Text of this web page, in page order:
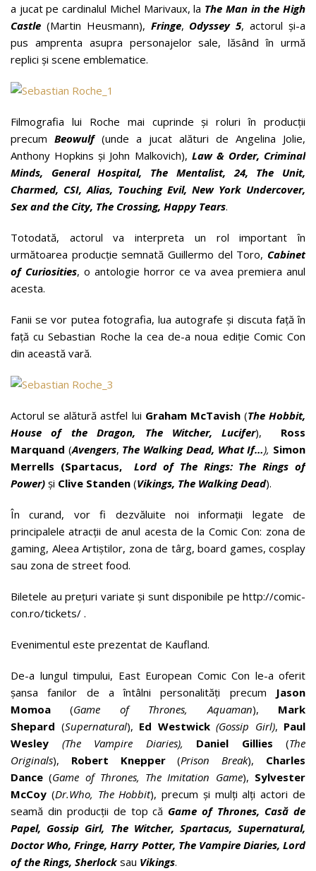
a jucat pe cardinalul Michel Marivaux, la The Man in the High
Castle (Martin Heusmann), Fringe, Odyssey 5, actorul și-a
pus amprenta asupra personajelor sale, lăsând în urmă
replici şi scene emblematice.
Filmografia lui Roche mai cuprinde şi roluri în producții
precum Beowulf(unde a jucat alături de Angelina Jolie,
Anthony Hopkins şi John Malkovich), Law & Order, Criminal
Minds, General Hospital, The Mentalist, 24, The Unit,
Charmed, CSI, Alias, Touching Evil, New York Undercover,
Sex and the City, The Crossing, Happy Tears.
Totodată, actorul va interpreta un rol important în
următoarea producție semnată Guillermo del Toro, Cabinet
of Curiosities, o antologie horror ce va avea premiera anul
acesta.
Fanii se vor putea fotografia, lua autografe și discuta faţă în
față cu Sebastian Roche la cea de-a noua ediţie Comic Con
din această vară.
Actorul se alătură astfel lui Graham McTavish(The Hobbit,
House of the Dragon, The Witcher, Lucifer),
Ross
Marquand (Avengers, The Walking Dead, What If…), Simon
Merrells (Spartacus,
Lord of The Rings: The Rings of
Power) și Clive Standen (Vikings, The Walking Dead).
În curand, vor fi dezvăluite noi informații legate de
principalele atracții de anul acesta de la Comic Con: zona de
gaming, Aleea Artiștilor, zona de târg, board games, cosplay
sau zona de street food.
Biletele au prețuri variate și sunt disponibile pe http://comic-
con.ro/tickets/ .
Evenimentul este prezentat de Kaufland.
De-a lungul timpului, East European Comic Con le-a oferit
șansa fanilor de a întâlni personalități precum Jason
Momoa (Game of Thrones, Aquaman), Mark
Shepard (Supernatural), Ed Westwick (Gossip Girl), Paul
Wesley
(The Vampire Diaries), Daniel Gillies (The
Originals), Robert Knepper(Prison Break), Charles
Dance (Game of Thrones, The Imitation Game), Sylvester
McCoy (Dr.Who, The Hobbit), precum și mulți alți actori de
seamă din producții de top că Game of Thrones, Casă de
Papel, Gossip Girl, The Witcher, Spartacus, Supernatural,
Doctor Who, Fringe, Harry Potter, The Vampire Diaries, Lord
of the Rings, Sherlock sau Vikings.